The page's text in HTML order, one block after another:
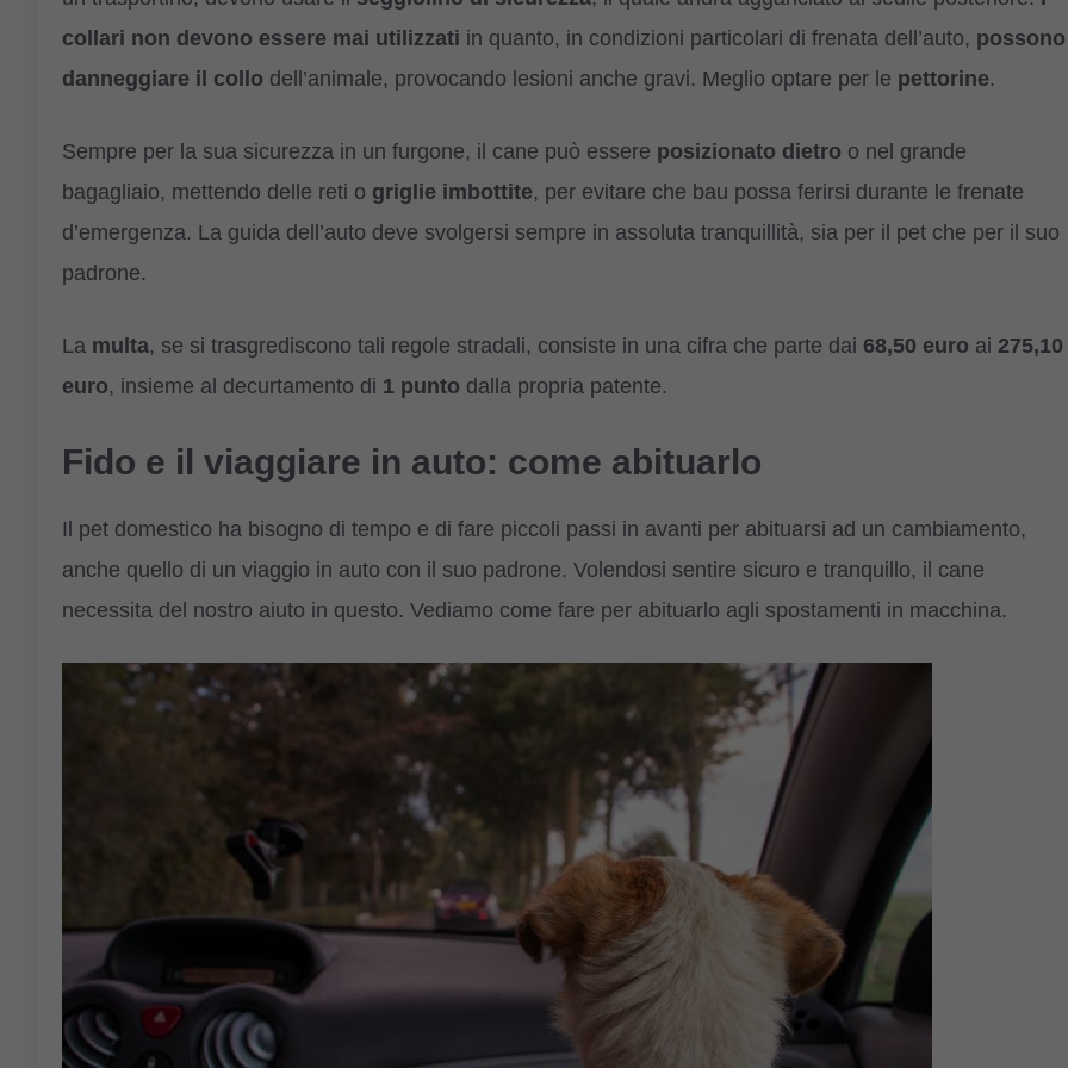
collari non devono essere mai utilizzati in quanto, in condizioni particolari di frenata dell’auto, possono
danneggiare il collo dell’animale, provocando lesioni anche gravi. Meglio optare per le pettorine.
Sempre per la sua sicurezza in un furgone, il cane può essere posizionato dietro o nel grande
bagagliaio, mettendo delle reti o griglie imbottite, per evitare che bau possa ferirsi durante le frenate
d’emergenza. La guida dell’auto deve svolgersi sempre in assoluta tranquillità, sia per il pet che per il suo
padrone.
La multa, se si trasgrediscono tali regole stradali, consiste in una cifra che parte dai 68,50 euro ai 275,10
euro, insieme al decurtamento di 1 punto dalla propria patente.
Fido e il viaggiare in auto: come abituarlo
Il pet domestico ha bisogno di tempo e di fare piccoli passi in avanti per abituarsi ad un cambiamento,
anche quello di un viaggio in auto con il suo padrone. Volendosi sentire sicuro e tranquillo, il cane
necessita del nostro aiuto in questo. Vediamo come fare per abituarlo agli spostamenti in macchina.